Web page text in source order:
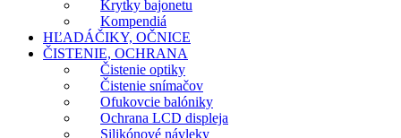
Krytky bajonetu
Kompendiá
HĽADÁČIKY, OČNICE
ČISTENIE, OCHRANA
Čistenie optiky
Čistenie snímačov
Ofukovcie balóniky
Ochrana LCD displeja
Silikónové návleky